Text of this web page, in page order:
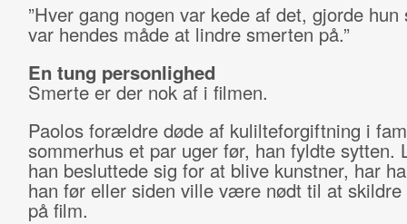
”Hver gang nogen var kede af det, gjorde hun
var hendes måde at lindre smerten på.”
En tung personlighed
Smerte er der nok af i filmen.
Paolos forældre døde af kulilteforgiftning i
sommerhus et par uger før, han fyldte sytten.
han besluttede sig for at blive kunstner, har
han før eller siden ville være nødt til at skildre
på film.